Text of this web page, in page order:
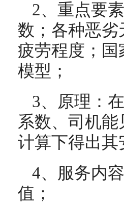
2、重点要
数；各种恶
疲劳程度；
模型；
3、原理：
系数、司机
计算下得出
4、服务内
值；